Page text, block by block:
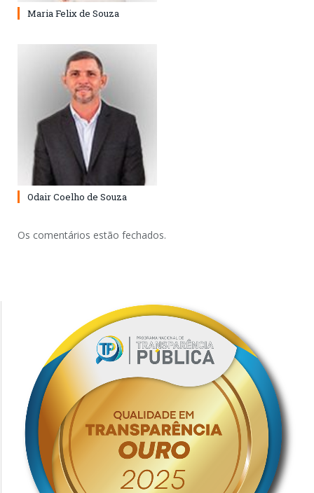
Maria Felix de Souza
Odair Coelho de Souza
Os comentários estão fechados.